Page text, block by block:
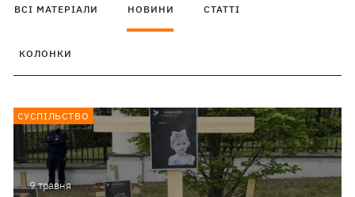
ВСІ МАТЕРІАЛИ НОВИНИ СТАТТІ
КОЛОНКИ
9 травня
СУСПІЛЬСТВО